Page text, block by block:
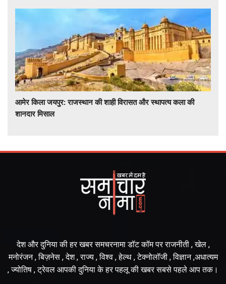
आमेर किला जयपुर: राजस्थान की शाही विरासत और स्थापत्य कला की
शानदार मिसाल
देश और दुनिया की हर खबर समचरनामा डॉट कॉम पर राजनीती , खेल ,
मनोरंजन , बिज़नेस , देश , राज्य , विश्व , हेल्थ , टेक्नोलॉजी , विज्ञान ,अधात्यम
, ज्योतिष , ट्रेवल आपकी दुनिया के हर पहलू की खबर सबसे पहले आप तक।